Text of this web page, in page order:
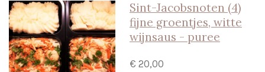
Sint-Jacobsnoten (4)
fijne groentjes, witte
wijnsaus - puree
€ 20,00